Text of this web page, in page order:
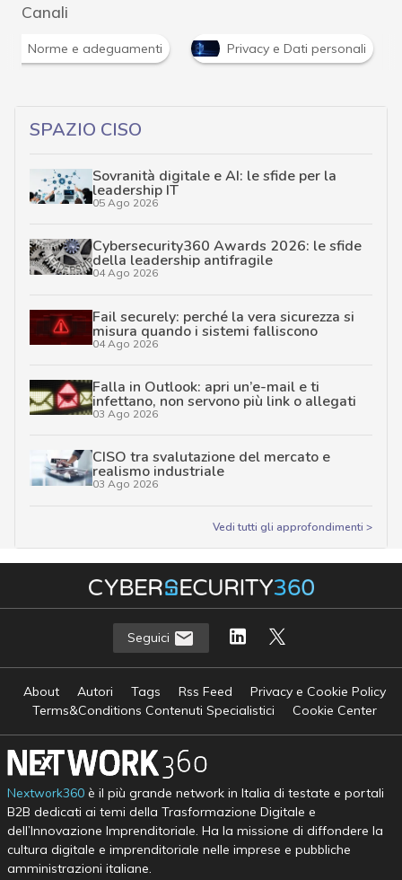
Canali
Norme e adeguamenti Privacy e Dati personali
SPAZIO CISO
Sovranità digitale e AI: le sfide per la
leadership IT
05 Ago 2026
Cybersecurity360 Awards 2026: le sfide
della leadership antifragile
04 Ago 2026
Fail securely: perché la vera sicurezza si
misura quando i sistemi falliscono
04 Ago 2026
Falla in Outlook: apri un’e-mail e ti
infettano, non servono più link o allegati
03 Ago 2026
CISO tra svalutazione del mercato e
realismo industriale
03 Ago 2026
Vedi tutti gli approfondimenti >
Seguici
About Autori Tags Rss Feed
Privacy e Cookie Policy
Terms&Conditions Contenuti Specialistici
Cookie Center
Nextwork360è il più grande network in Italia di testate e portali
B2B dedicati ai temi della Trasformazione Digitale e
dell’Innovazione Imprenditoriale. Ha la missione di diffondere la
cultura digitale e imprenditoriale nelle imprese e pubbliche
amministrazioni italiane.